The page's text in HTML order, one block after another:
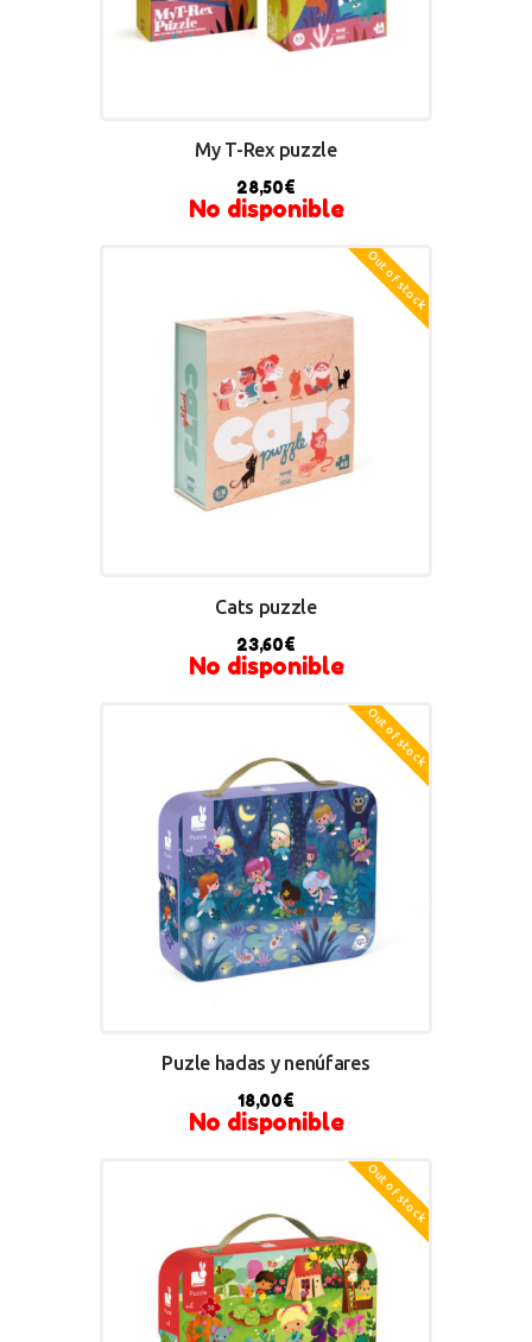
My T-Rex puzzle
28,50€
No disponible
Out of stock
Cats puzzle
23,60€
No disponible
Out of stock
Puzle hadas y nenúfares
18,00€
No disponible
Out of stock